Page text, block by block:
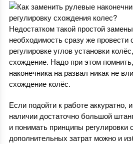
Недостатком такой простой
необходимость сразу же провести
регулировке углов установки
схождение. Надо при этом
наконечника на развал никак не
схождение колёс.
Если подойти к работе аккуратно,
наличии достаточно большой
и понимать принципы регулировки
дополнительных затрат можно и